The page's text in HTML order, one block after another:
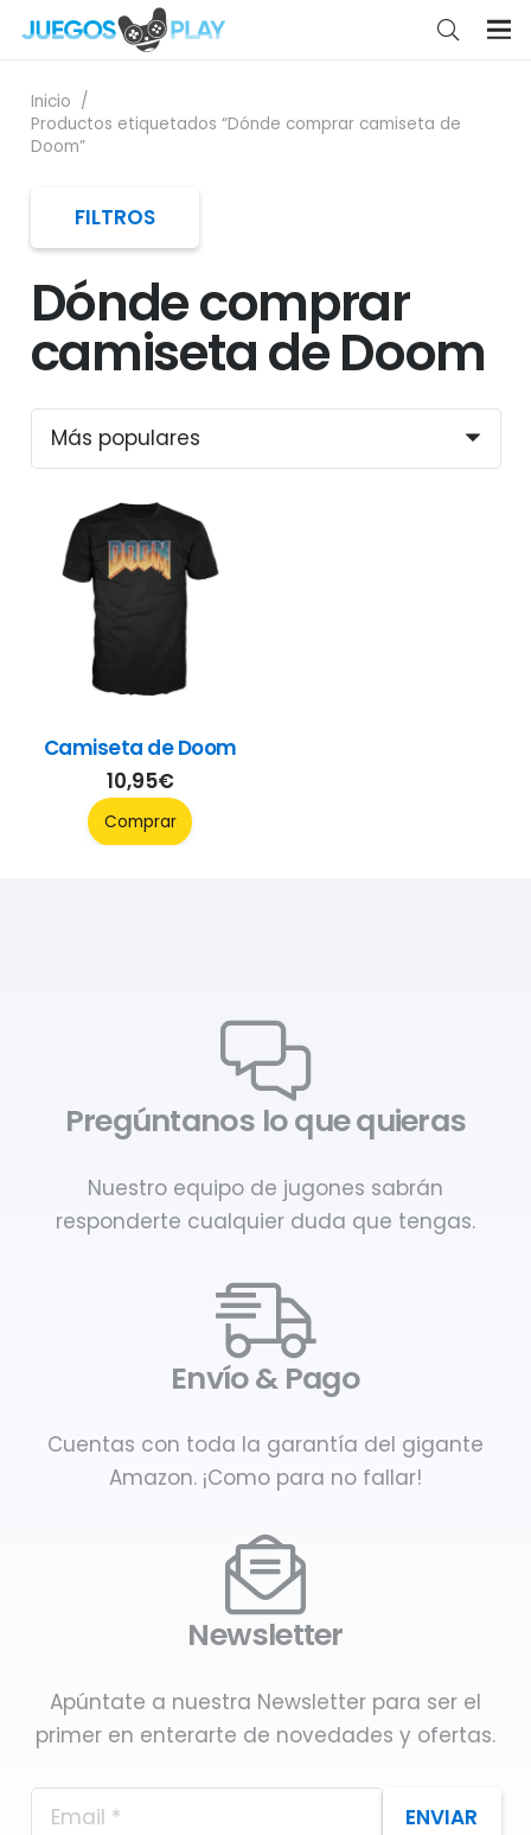
Inicio /
Productos etiquetados “Dónde comprar camiseta de
Doom”
Dónde comprar
camiseta de Doom
Camiseta de Doom
10,95€
Comprar
FILTROS
Pregúntanos lo que quieras
Nuestro equipo de jugones sabrán
responderte cualquier duda que tengas.
Envío & Pago
Cuentas con toda la garantía del gigante
Amazon. ¡Como para no fallar!
Newsletter
Apúntate a nuestra Newsletter para ser el
primer en enterarte de novedades y ofertas.
ENVIAR